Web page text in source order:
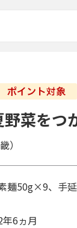
菜をつ
）
麺50g×9、手
年6ヵ月